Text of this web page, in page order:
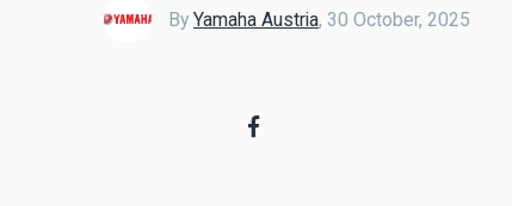
By Yamaha Austria, 30 October, 2025